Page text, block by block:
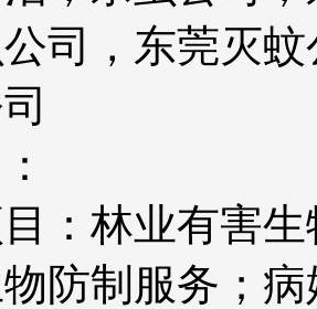
司，东莞灭
：林业有害
防制服务；